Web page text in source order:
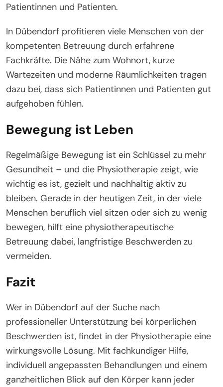
Patientinnen und Patienten.
In Dübendorf profitieren viele Menschen von der
kompetenten Betreuung durch erfahrene
Fachkräfte. Die Nähe zum Wohnort, kurze
Wartezeiten und moderne Räumlichkeiten tragen
dazu bei, dass sich Patientinnen und Patienten gut
aufgehoben fühlen.
Bewegung ist Leben
Regelmäßige Bewegung ist ein Schlüssel zu mehr
Gesundheit – und die Physiotherapie zeigt, wie
wichtig es ist, gezielt und nachhaltig aktiv zu
bleiben. Gerade in der heutigen Zeit, in der viele
Menschen beruflich viel sitzen oder sich zu wenig
bewegen, hilft eine physiotherapeutische
Betreuung dabei, langfristige Beschwerden zu
vermeiden.
Fazit
Wer in Dübendorf auf der Suche nach
professioneller Unterstützung bei körperlichen
Beschwerden ist, findet in der Physiotherapie eine
wirkungsvolle Lösung. Mit fachkundiger Hilfe,
individuell angepassten Behandlungen und einem
ganzheitlichen Blick auf den Körper kann jeder